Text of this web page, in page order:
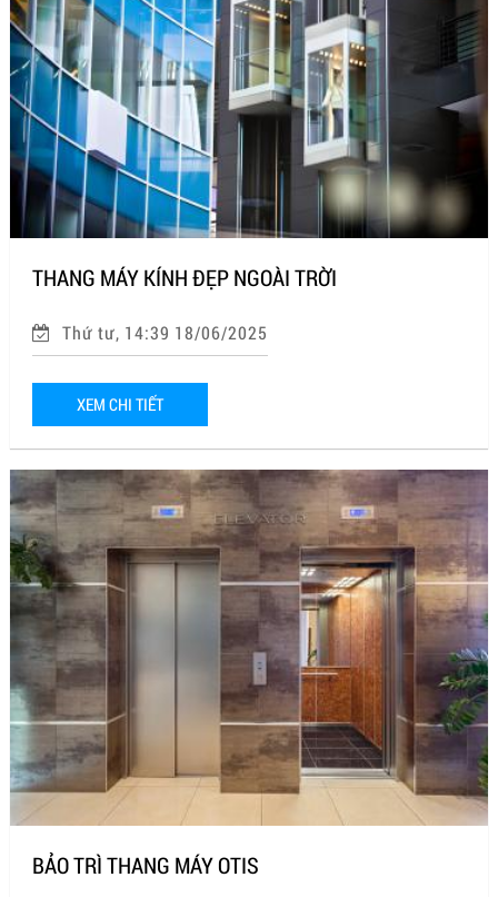
THANG MÁY KÍNH ĐẸP NGOÀI TRỜI
Thứ tư, 14:39 18/06/2025
XEM CHI TIẾT
BẢO TRÌ THANG MÁY OTIS